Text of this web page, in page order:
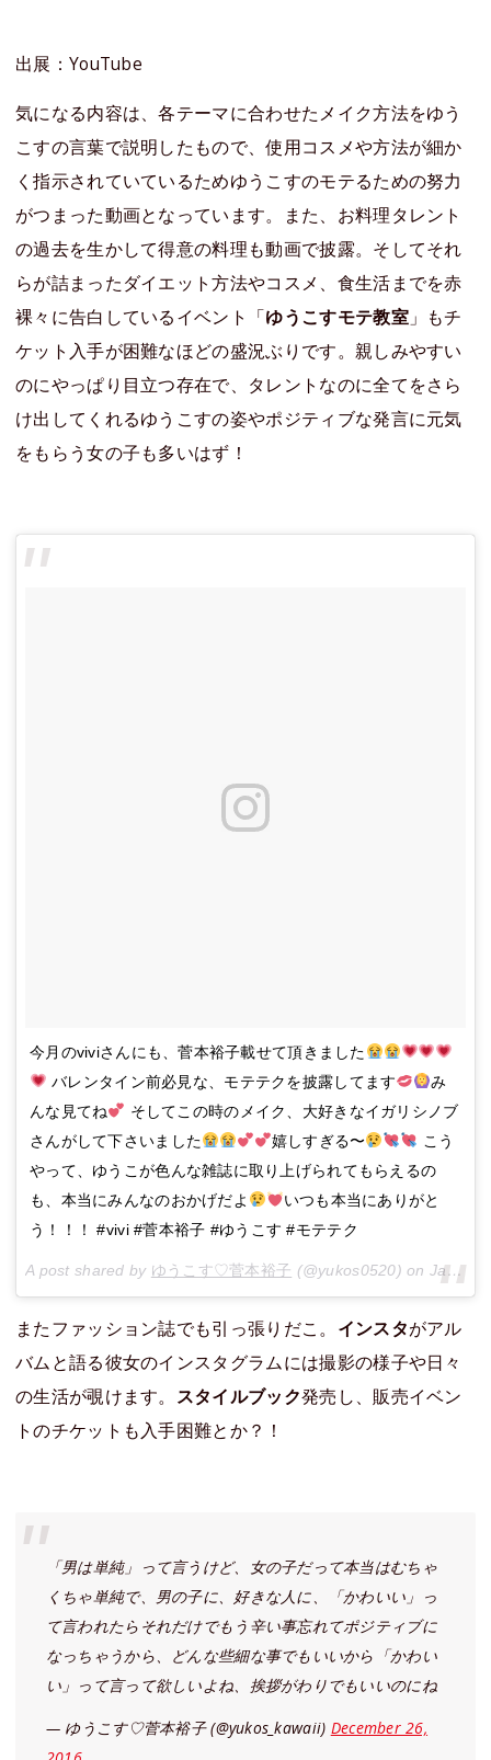
出展：YouTube
気になる内容は、各テーマに合わせたメイク方法をゆう
こすの言葉で説明したもので、使用コスメや方法が細か
く指示されていているためゆうこすのモテるための努力
がつまった動画となっています。また、お料理タレント
の過去を生かして得意の料理も動画で披露。そしてそれ
らが詰まったダイエット方法やコスメ、食生活までを赤
裸々に告白しているイベント「ゆうこすモテ教室」もチ
ケット入手が困難なほどの盛況ぶりです。親しみやすい
のにやっぱり目立つ存在で、タレントなのに全てをさら
け出してくれるゆうこすの姿やポジティブな発言に元気
をもらう女の子も多いはず！
今月のviviさんにも、菅本裕子載せて頂きました
バレンタイン前必見な、モテテクを披露してます
み
んな見てね
そしてこの時のメイク、大好きなイガリシノブ
さんがして下さいました
嬉しすぎる〜
こう
やって、ゆうこが色んな雑誌に取り上げられてもらえるの
も、本当にみんなのおかげだよ
いつも本当にありがと
う！！！ #vivi #菅本裕子 #ゆうこす #モテテク
A post shared by ゆうこす♡菅本裕子 (@yukos0520) onJan 23, 2017 at 11:16pm PST
またファッション誌でも引っ張りだこ。 インスタがアル
バムと語る彼女のインスタグラムには撮影の様子や日々
の生活が覗けます。 スタイルブック発売し、販売イベン
トのチケットも入手困難とか？！
「男は単純」って言うけど、女の子だって本当はむちゃ
くちゃ単純で、男の子に、好きな人に、「かわいい」っ
て言われたらそれだけでもう辛い事忘れてポジティブに
なっちゃうから、どんな些細な事でもいいから「かわい
い」って言って欲しいよね、挨拶がわりでもいいのにね
— ゆうこす♡菅本裕子 (@yukos_kawaii) December 26,